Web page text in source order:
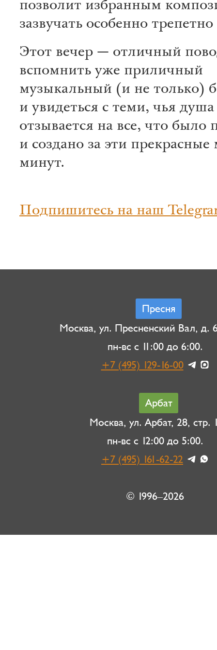
позволит избранным
зазвучать особенно
Этот вечер — отличный
вспомнить уже приличный
музыкальный (и не только)
и увидеться с теми, чья душа
отзывается на все, что было
и создано за эти
минут.
Подпишитесь на наш
Пресня
Москва, ул. Пресненский Вал, д.
пн-вс с 11:00 до 6:00.
+7 (495) 129-16-00
Арбат
Москва, ул. Арбат, 28, стр.
пн-вс с 12:00 до 5:00.
+7 (495) 161-62-22
© 1996–2026